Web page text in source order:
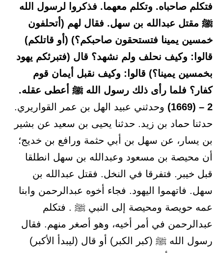
فتكلم صاحباه. وتكلم معهما. فذكروا لرسول الله
ﷺ مقتل عبدالله بن سهل. فقال لهم (أتحلفون
خمسين يمينا فتستحقون صاحبكم؟) (أو قاتلكم)
قالوا: وكيف نحلف ولم نشهد؟ قال (فتبرئكم يهود
بخمسين يمينا؟) قالوا: وكيف نقبل أيمان قوم
كفار؟ فلما رأى ذلك رسول الله ﷺ أعطى عقله.
2 – (1669)
وحدثني عبيد الهل بن عمر القواريري.
حدثنا حماد بن زيد. حدثنا يحيى بن سعيد عن بشير
بن يسار، عن سهل بن أبي حثمة ورافع بن خديج؛
أن محيصة بن مسعود وعبدالله بن سهل انطلقا
قبل خيبر. فتفرقا في النخل. فقتل عبدالله بن
سهل. فاتهموا اليهود. فجاء أخوه عبدالرحمن وابنا
عمه حويصة ومحيصة إلى النبي ﷺ . فتكلم
عبدالرحمن في أمر أخيه، وهو أصغر منهم. فقال
رسول الله ﷺ (كبر الكبر) أو قال (ليبدأ الأكبر)